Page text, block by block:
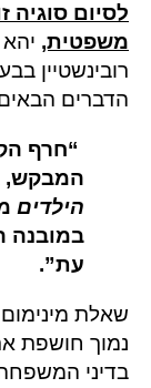
לסיום סוגיה
משפטית,
הדברים
“חרף
המבקש,
הילדים
במובנה
עת”.
שאלת
נמוך חושפת
בדיני